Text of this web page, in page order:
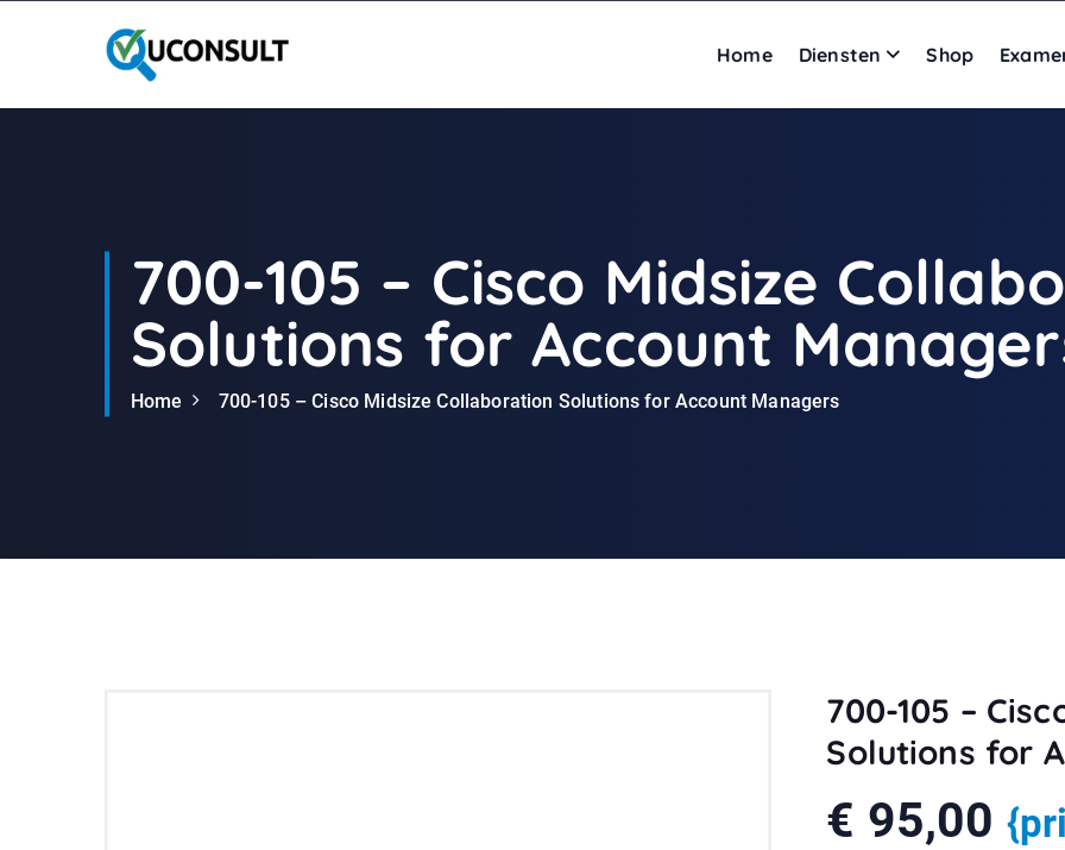
a
Home Diensten Shop
700-105 – Cisco Midsize
Solutions for Account
Home 700-105 – Cisco Midsize Collaboration Solutions for Account Managers
700-105 –
Solutions for
€ 95,00